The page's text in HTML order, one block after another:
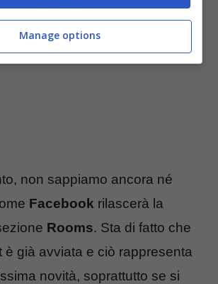
non sappiamo ancora né
Facebook rilascerà la
Rooms. Sta di fatto che
è già avviata e ciò rappresenta
novità, soprattutto se si
Manage options